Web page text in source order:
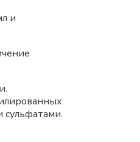
и
сульфатами.